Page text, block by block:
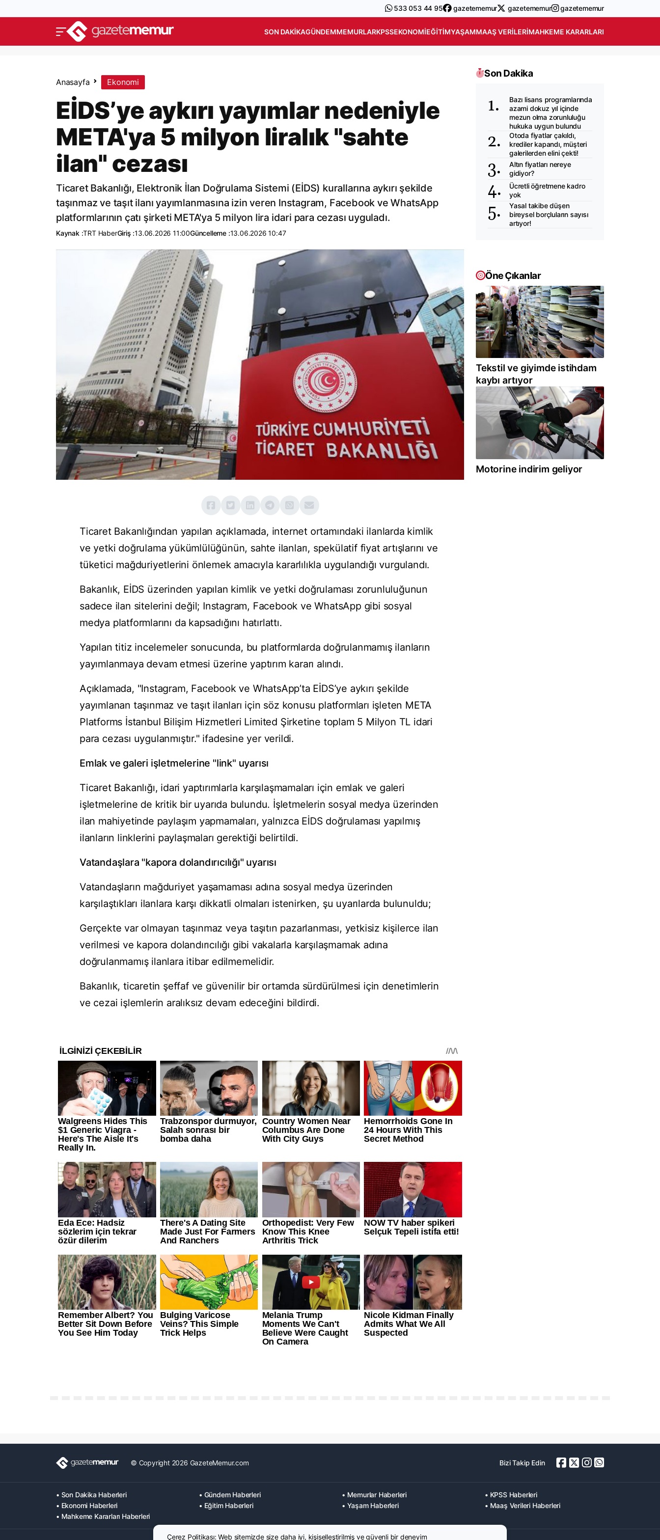
533 053 44 95 gazetememur gazetememur gazetememur
SON DAKIKAGÜNDEMMEMURLARKPSSEKONOMIEĞITIMYAŞAMMAAŞ VERILERIMAHKEME KARARLARI
Anasayfa Ekonomi
EİDS’ye aykırı yayımlar nedeniyle
META'ya 5 milyon liralık "sahte
ilan" cezası
Ticaret Bakanlığı, Elektronik İlan Doğrulama Sistemi (EİDS) kurallarına aykırı şekilde
taşınmaz ve taşıt ilanı yayımlanmasına izin veren Instagram, Facebook ve WhatsApp
platformlarının çatı şirketi META'ya 5 milyon lira idari para cezası uyguladı.
Kaynak :TRT HaberGiriş :13.06.2026 11:00Güncelleme :13.06.2026 10:47
Ticaret Bakanlığından yapılan açıklamada, internet ortamındaki ilanlarda kimlik
ve yetki doğrulama yükümlülüğünün, sahte ilanları, spekülatif fiyat artışlarını ve
tüketici mağduriyetlerini önlemek amacıyla kararlılıkla uygulandığı vurgulandı.
Bakanlık, EİDS üzerinden yapılan kimlik ve yetki doğrulaması zorunluluğunun
sadece ilan sitelerini değil; Instagram, Facebook ve WhatsApp gibi sosyal
medya platformlarını da kapsadığını hatırlattı.
Yapılan titiz incelemeler sonucunda, bu platformlarda doğrulanmamış ilanların
yayımlanmaya devam etmesi üzerine yaptırım kararı alındı.
Açıklamada, "Instagram, Facebook ve WhatsApp’ta EİDS’ye aykırı şekilde
yayımlanan taşınmaz ve taşıt ilanları için söz konusu platformları işleten META
Platforms İstanbul Bilişim Hizmetleri Limited Şirketine toplam 5 Milyon TL idari
para cezası uygulanmıştır." ifadesine yer verildi.
Emlak ve galeri işletmelerine "link" uyarısı
Ticaret Bakanlığı, idari yaptırımlarla karşılaşmamaları için emlak ve galeri
işletmelerine de kritik bir uyarıda bulundu. İşletmelerin sosyal medya üzerinden
ilan mahiyetinde paylaşım yapmamaları, yalnızca EİDS doğrulaması yapılmış
ilanların linklerini paylaşmaları gerektiği belirtildi.
Vatandaşlara "kapora dolandırıcılığı" uyarısı
Vatandaşların mağduriyet yaşamaması adına sosyal medya üzerinden
karşılaştıkları ilanlara karşı dikkatli olmaları istenirken, şu uyarılarda bulunuldu;
Gerçekte var olmayan taşınmaz veya taşıtın pazarlanması, yetkisiz kişilerce ilan
verilmesi ve kapora dolandırıcılığı gibi vakalarla karşılaşmamak adına
doğrulanmamış ilanlara itibar edilmemelidir.
Bakanlık, ticaretin şeffaf ve güvenilir bir ortamda sürdürülmesi için denetimlerin
ve cezai işlemlerin aralıksız devam edeceğini bildirdi.
Son Dakika
Bazı lisans programlarında
azami dokuz yıl içinde
mezun olma zorunluluğu
hukuka uygun bulundu
Otoda fiyatlar çakıldı,
krediler kapandı, müşteri
galerilerden elini çekti!
Altın fiyatları nereye
gidiyor?
Ücretli öğretmene kadro
yok
Yasal takibe düşen
bireysel borçluların sayısı
artıyor!
Öne Çıkanlar
Tekstil ve giyimde istihdam
kaybı artıyor
Motorine indirim geliyor
© Copyright 2026 GazeteMemur.com Bizi Takip Edin
• Son Dakika Haberleri • Gündem Haberleri • Memurlar Haberleri
• KPSS Haberleri
• Ekonomi Haberleri
• Eğitim Haberleri • Yaşam Haberleri
• Maaş Verileri Haberleri
• Mahkeme Kararları Haberleri
Çerez Politikası: Web sitemizde size daha iyi, kişiselleştirilmiş ve güvenli bir deneyim